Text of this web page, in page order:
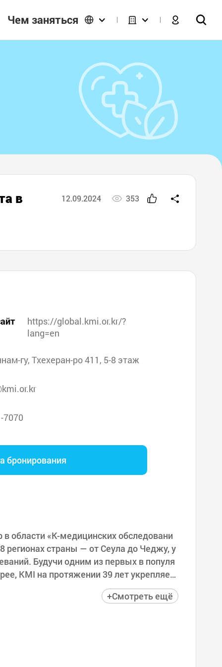
Чем заняться
в
12.09.2024 353
https://global.kmi.or.kr/?
lang=en
гу, Тхехеран-ро 411, 5-8 этаж
7070
бронирования
области «K-медицинских обследовани
регионах страны — от Сеула до Чеджу, у
Будучи одним из первых в популя
KMI на протяжении 39 лет укрепляет
повышает ценность бренда, опираясь н
но и стремимся использовать дос
в «сохранении здоровья на протя
обследований организма». М
+Смотреть ещё